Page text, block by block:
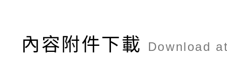
內容附件下載 Download